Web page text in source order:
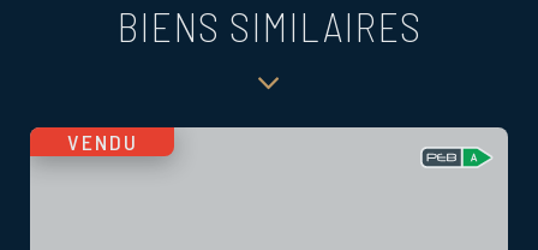
BIENS SIMILAIRES
VENDU